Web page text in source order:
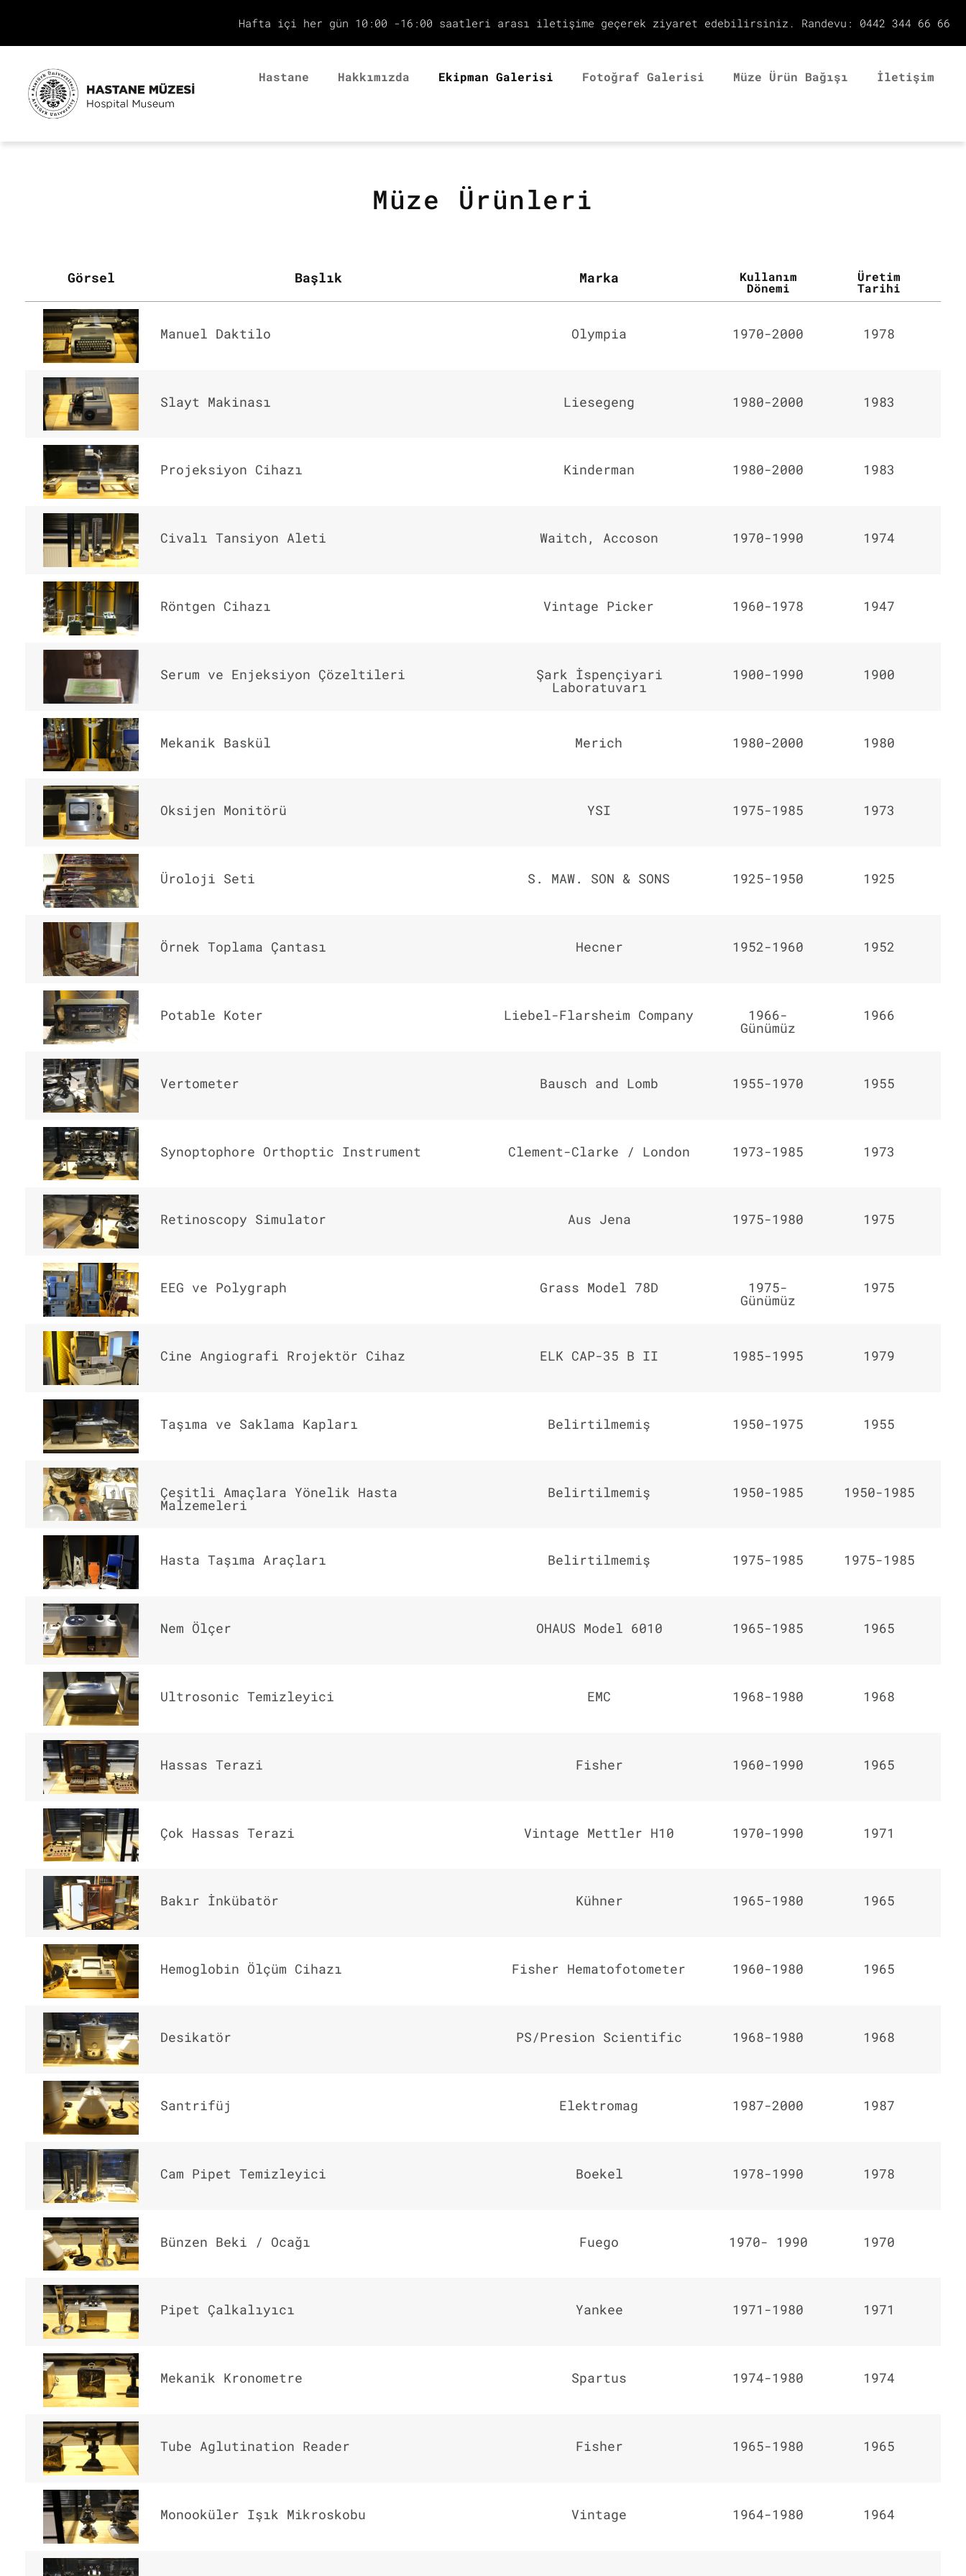
Hafta içi her gün 10:00 -16:00 saatleri arası iletişime geçerek ziyaret edebilirsiniz. Randevu: 0442 344 66 66
Hastane Hakkımızda Ekipman Galerisi Fotoğraf Galerisi Müze Ürün Bağışı İletişim
Müze Ürünleri
Görsel Başlık Marka Kullanım
Dönemi
Üretim
Tarihi
Manuel Daktilo Olympia 1970-2000 1978
Slayt Makinası Liesegeng 1980-2000 1983
Projeksiyon Cihazı Kinderman 1980-2000 1983
Civalı Tansiyon Aleti Waitch, Accoson 1970-1990 1974
Röntgen Cihazı Vintage Picker 1960-1978 1947
Serum ve Enjeksiyon Çözeltileri Şark İspençiyari
Laboratuvarı
1900-1990 1900
Mekanik Baskül Merich 1980-2000 1980
Oksijen Monitörü YSI 1975-1985 1973
Üroloji Seti S. MAW. SON & SONS 1925-1950 1925
Örnek Toplama Çantası Hecner 1952-1960 1952
Potable Koter Liebel-Flarsheim Company 1966-
Günümüz
1966
Vertometer Bausch and Lomb 1955-1970 1955
Synoptophore Orthoptic Instrument Clement-Clarke / London 1973-1985 1973
Retinoscopy Simulator Aus Jena 1975-1980 1975
EEG ve Polygraph Grass Model 78D 1975-
Günümüz
1975
Cine Angiografi Rrojektör Cihaz ELK CAP-35 B II 1985-1995 1979
Taşıma ve Saklama Kapları Belirtilmemiş 1950-1975 1955
Çeşitli Amaçlara Yönelik Hasta
Malzemeleri
Belirtilmemiş 1950-1985 1950-1985
Hasta Taşıma Araçları Belirtilmemiş 1975-1985 1975-1985
Nem Ölçer OHAUS Model 6010 1965-1985 1965
Ultrosonic Temizleyici EMC 1968-1980 1968
Hassas Terazi Fisher 1960-1990 1965
Çok Hassas Terazi Vintage Mettler H10 1970-1990 1971
Bakır İnkübatör Kühner 1965-1980 1965
Hemoglobin Ölçüm Cihazı Fisher Hematofotometer 1960-1980 1965
Desikatör PS/Presion Scientific 1968-1980 1968
Santrifüj Elektromag 1987-2000 1987
Cam Pipet Temizleyici Boekel 1978-1990 1978
Bünzen Beki / Ocağı Fuego 1970- 1990 1970
Pipet Çalkalıyıcı Yankee 1971-1980 1971
Mekanik Kronometre Spartus 1974-1980 1974
Tube Aglutination Reader Fisher 1965-1980 1965
Monooküler Işık Mikroskobu Vintage 1964-1980 1964